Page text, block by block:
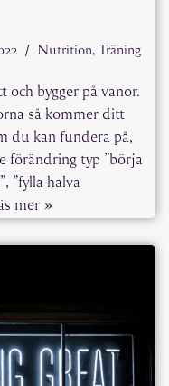
Nutrition, Träning
bygger på vanor.
så kommer ditt
du kan fundera på,
förändring typ ”börja
”fylla halva
mer »